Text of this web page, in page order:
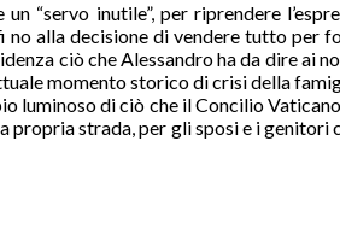
“servo inutile”, per riprendere
alla decisione di vendere tutto per
ciò che Alessandro ha da dire ai
momento storico di crisi della
luminoso di ciò che il Concilio
strada, per gli sposi e i